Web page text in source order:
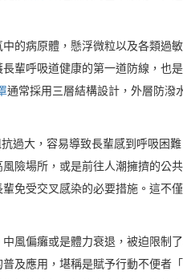
的病原體，懸浮微粒以及各類過
輩呼吸道健康的第一道防線，也
通常採用三層結構設計，外層防潑
過大，容易導致長輩感到呼吸困
險場所，或是前往人潮擁擠的公
輩免受交叉感染的必要措施。這不
風偏癱或是體力衰退，被迫限制
普及應用，堪稱是賦予行動不便者